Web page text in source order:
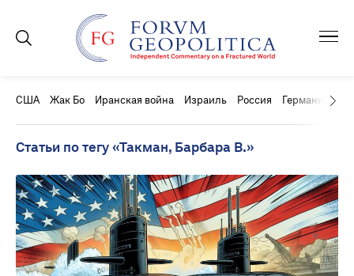
США Жак Бо Иранская война Израиль Россия Германия
Статьи по тегу «Такман, Барбара В.»